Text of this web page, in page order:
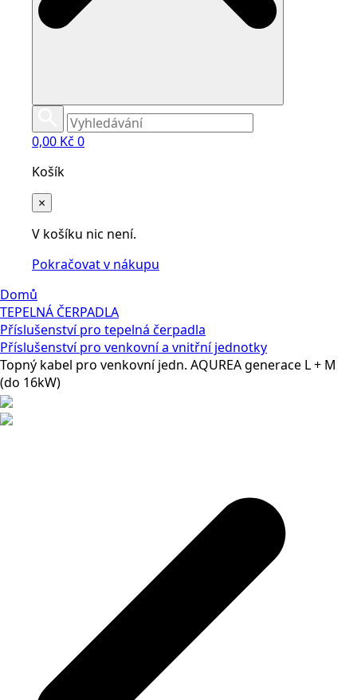
0,00 Kč 0
Košík
×
V košíku nic není.
Pokračovat v nákupu
Domů
TEPELNÁ ČERPADLA
Příslušenství pro tepelná čerpadla
Příslušenství pro venkovní a vnitřní jednotky
Topný kabel pro venkovní jedn. AQUREA generace L + M
(do 16kW)